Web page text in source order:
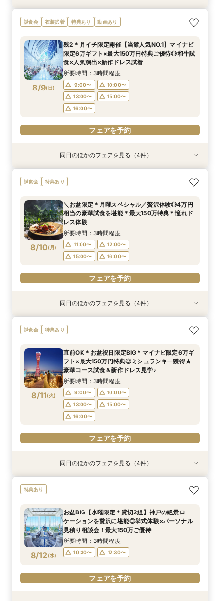
8/8(土)
＼初見学がおすすめ！／絶品試食＊5万円相当ギ
フト&最大150万円特典
9:00〜
10:00〜
13:00〜
15:00〜
16:00〜
フェアを予約
8/8(土)
＊何も決まってなくてOK！ご結婚式を検討し始
めた方へ＊コース試食×安心見積相談♪
9:00〜
10:00〜
13:00〜
15:00〜
16:00〜
フェアを予約
8/8(土)
【少人数×贅沢婚】20名〜叶う上質なおもてなし
＊絶景オーシャンビュー＆4万円牛フィレ試食
9:00〜
10:00〜
13:00〜
15:00〜
16:00〜
フェアを予約
8/8(土)
【2件目以降の見学歓迎】他館の見積持参で挙式
料プレゼント×本音の見積比較フェア
9:00〜
10:00〜
13:00〜
15:00〜
16:00〜
フェアを予約
8/8(土)
《AMがお得！》花嫁体験◎ドレス30万円特典×
カラー診断＆オーシャンビューで豪華美食×感動
所要時間：3時間程度
9:00〜
10:00〜
13:00〜
15:00〜
16:00〜
フェアを予約
試食会 衣装試着 特典あり 動画あり
8/9(日)
残2＊月イチ限定開催【当館人気NO.1】マイナビ
限定6万ギフト×最大150万円特典ご優待◎和牛試
食×人気演出×新作ドレス試着
所要時間：3時間程度
9:00〜
10:00〜
13:00〜
15:00〜
16:00〜
フェアを予約
特典あり
8/9(日)
【少人数×贅沢婚】20名〜叶う上質なおもてなし
＊絶景オーシャンビュー＆4万円牛フィレ試食
9:00〜
10:00〜
13:00〜
16:00〜
フェアを予約
特典あり
8/9(日)
【2件目以降の見学歓迎】他館の見積持参で挙式
料プレゼント×本音の見積比較フェア
9:00〜
10:00〜
13:00〜
16:00〜
フェアを予約
特典あり
8/9(日)
＼お料理重視の方へ／ミシュランキー獲得★美食
堪能×絶景オーシャンビューでの感動演出体験♪
9:00〜
10:00〜
13:00〜
16:00〜
フェアを予約
特典あり
8/9(日)
＼安心◎初見学ならこちら！／贅沢試食＊5万円
相当GIFT&最大150万円特典
9:00〜
10:00〜
13:00〜
16:00〜
フェアを予約
同日のほかのフェアを見る（4件）
試食会 特典あり
8/10(月)
＼お盆限定＊月曜スペシャル／贅沢体験◎4万円
相当の豪華試食を堪能＊最大150万特典＊憧れド
レス体験
所要時間：3時間程度
11:00〜
12:00〜
15:00〜
16:00〜
フェアを予約
8/10(月)
【お仕事終わり＊最短120分】挙式体験×見積り
相談会＊最大150万ご優待
17:00〜
フェアを予約
特典あり
8/10(月)
【平日限定】最大150万円特典＊神戸の美景と美
食&ドレス見学
11:00〜
12:00〜
15:00〜
フェアを予約
特典あり
8/10(月)
＼初見学で5万円分ギフト／美景＆試食付ファー
ストステップ相談会
11:00〜
12:00〜
15:00〜
16:00〜
フェアを予約
特典あり
8/10(月)
少人数プラン相談会＊20名様～美食＆人気ドレ
ス見学＊
11:00〜
12:00〜
15:00〜
16:00〜
フェアを予約
同日のほかのフェアを見る（4件）
試食会 特典あり
8/11(火)
直前OK＊お盆祝日限定BIG＊マイナビ限定6万ギ
フト×最大150万円特典◎ミシュランキー獲得★
豪華コース試食＆新作ドレス見学♪
所要時間：3時間程度
9:00〜
10:00〜
13:00〜
15:00〜
16:00〜
フェアを予約
特典あり
8/11(火)
＼初見学がおすすめ！／絶品試食＊5万円相当ギ
9:00〜
10:00〜
13:00〜
15:00〜
16:00〜
特典あり
8/11(火)
＊何も決まってなくてOK！ご結婚式を検討し始
9:00〜
10:00〜
13:00〜
15:00〜
16:00〜
特典あり
8/11(火)
【少人数×贅沢婚】20名〜叶う上質なおもてなし
9:00〜
10:00〜
13:00〜
15:00〜
16:00〜
特典あり
8/11(火)
【2件目以降の見学歓迎】他館の見積持参で挙式
9:00〜
10:00〜
13:00〜
15:00〜
16:00〜
同日のほかのフェアを見る（4件）
特典あり
8/12(水)
お盆BIG【水曜限定＊貸切2組】神戸の絶景ロ
ケーションを贅沢に堪能◎挙式体験×パーソナル
見積り相談会！最大150万ご優待
所要時間：3時間程度
10:30〜 12:30〜
フェアを予約